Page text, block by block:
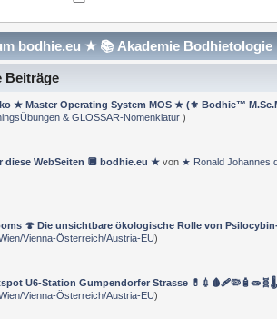
bodhie.eu ★ 📚 Akademie
Beiträge
★ Master Operating System MOS ★ (⚜ Bodhie™
& GLOSSAR-Nomenklatur)
diese WebSeiten 🔲 bodhie.eu ★ von ★ Ronald Johannes
🍄 Die unsichtbare ökologische Rolle von
Vienna-Österreich/Austria-EU)
U6-Station Gumpendorfer Strasse
Vienna-Österreich/Austria-EU)